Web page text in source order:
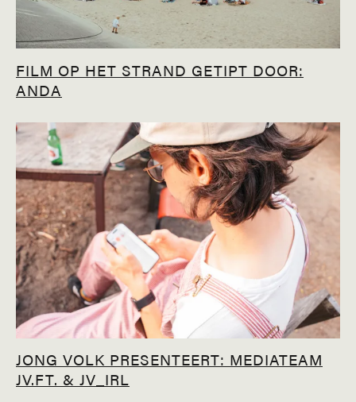
FILM OP HET STRAND GETIPT DOOR:
ANDA
JONG VOLK PRESENTEERT: MEDIATEAM
JV.FT. & JV_IRL